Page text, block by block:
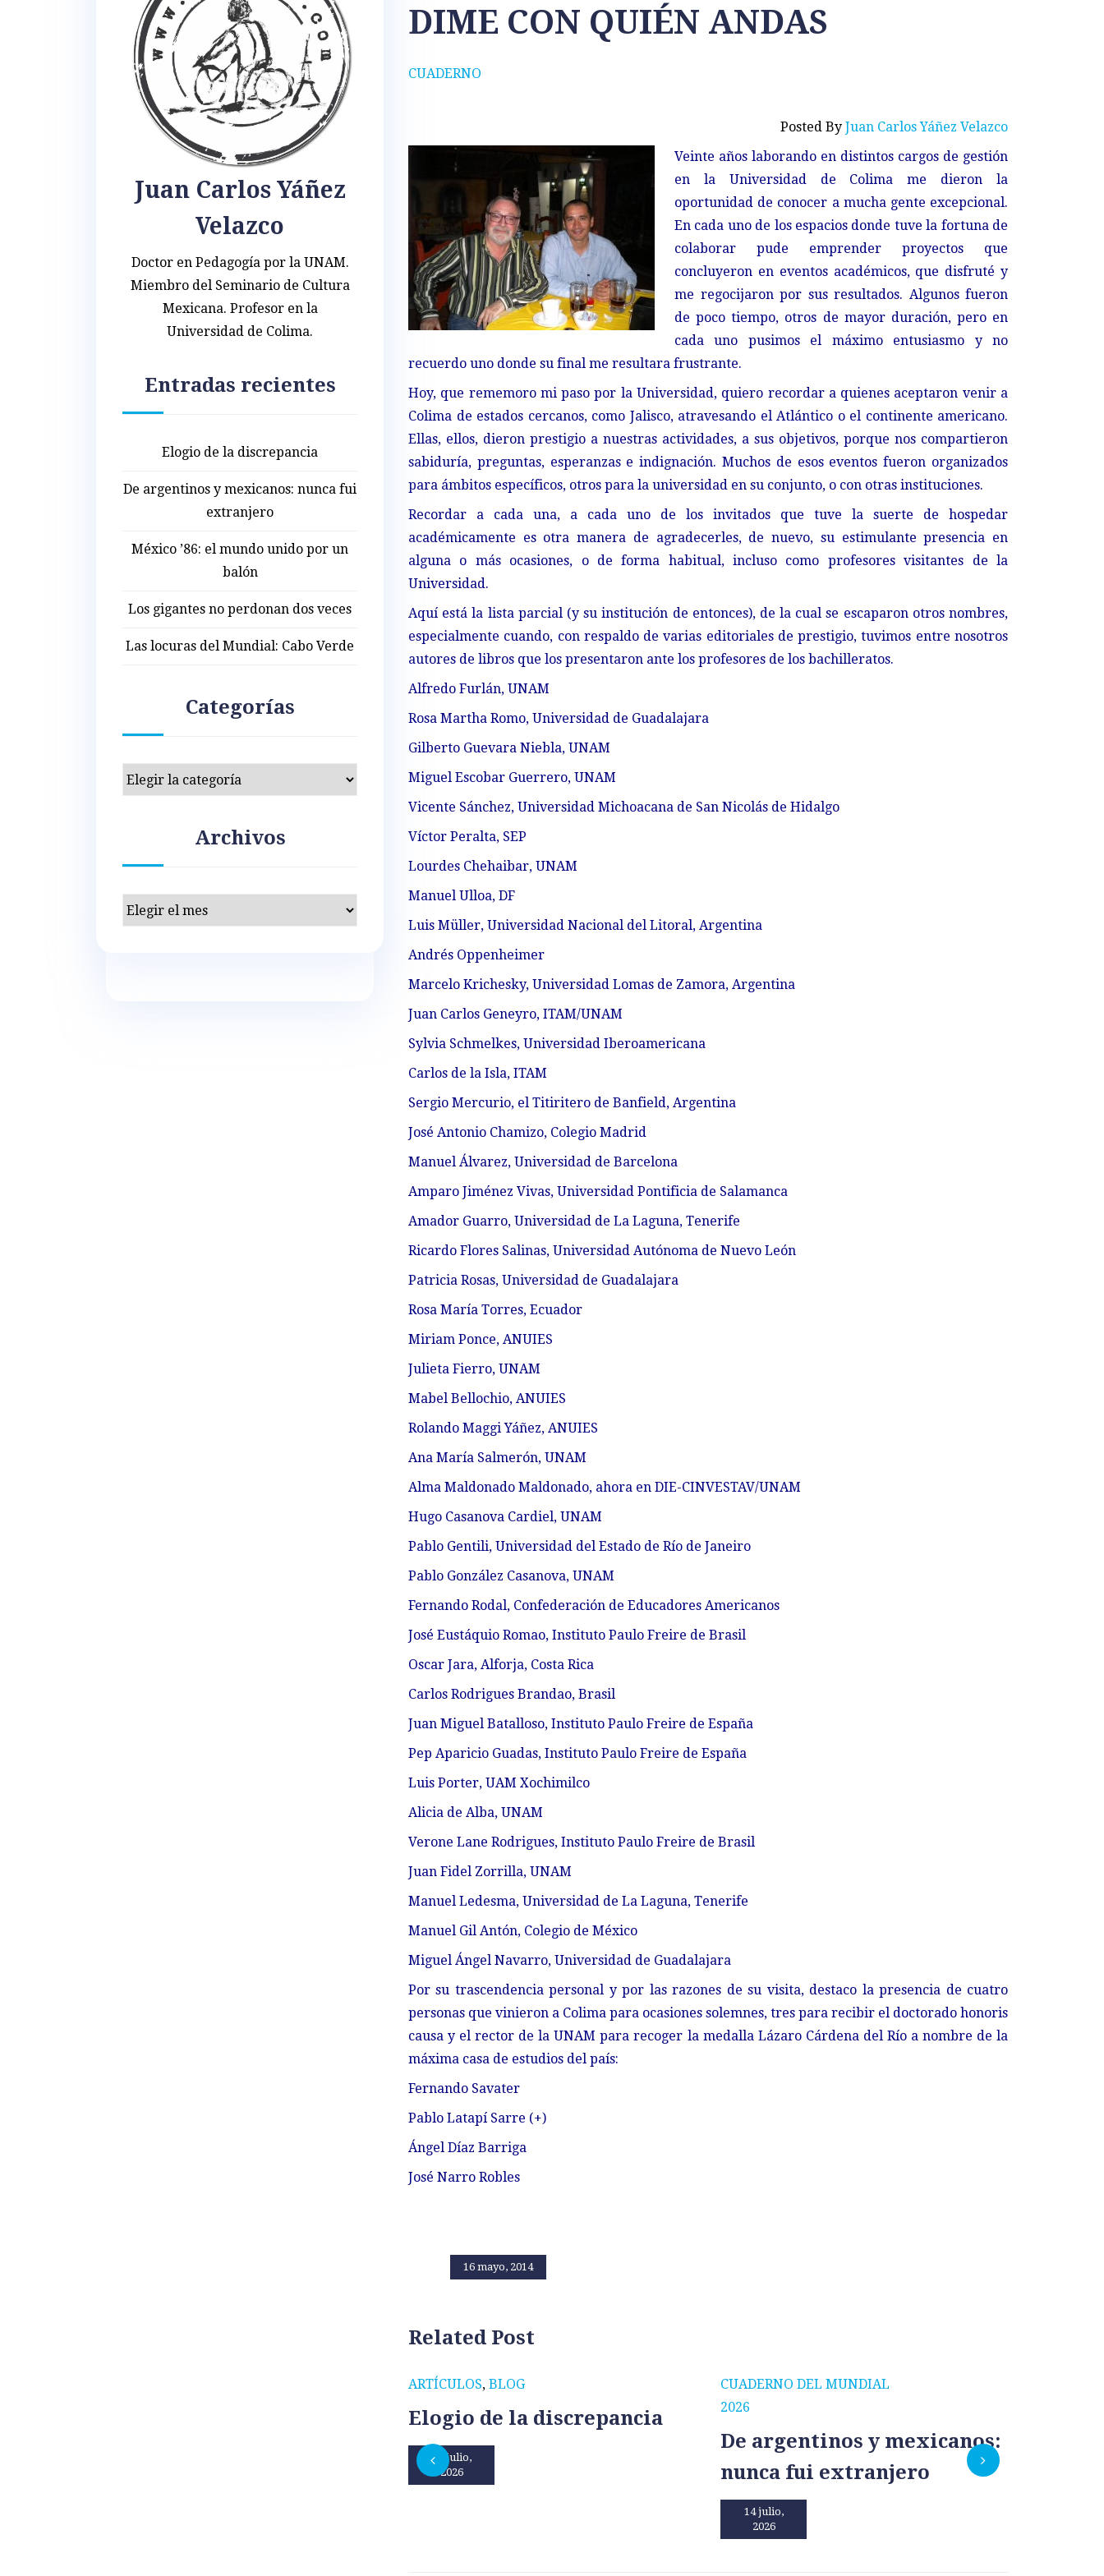
CUADERNO
DIME CON QUIÉN ANDAS
16 mayo, 2014
Posted By Juan Carlos Yáñez Velazco
Veinte años laborando en distintos cargos de gestión
en la Universidad de Colima me dieron la
oportunidad de conocer a mucha gente excepcional.
En cada uno de los espacios donde tuve la fortuna de
colaborar pude emprender proyectos que
concluyeron en eventos académicos, que disfruté y
me regocijaron por sus resultados. Algunos fueron
de poco tiempo, otros de mayor duración, pero en
cada uno pusimos el máximo entusiasmo y no
recuerdo uno donde su final me resultara frustrante.
Hoy, que rememoro mi paso por la Universidad, quiero recordar a quienes aceptaron venir a
Colima de estados cercanos, como Jalisco, atravesando el Atlántico o el continente americano.
Ellas, ellos, dieron prestigio a nuestras actividades, a sus objetivos, porque nos compartieron
sabiduría, preguntas, esperanzas e indignación. Muchos de esos eventos fueron organizados
para ámbitos específicos, otros para la universidad en su conjunto, o con otras instituciones.
Recordar a cada una, a cada uno de los invitados que tuve la suerte de hospedar
académicamente es otra manera de agradecerles, de nuevo, su estimulante presencia en
alguna o más ocasiones, o de forma habitual, incluso como profesores visitantes de la
Universidad.
Aquí está la lista parcial (y su institución de entonces), de la cual se escaparon otros nombres,
especialmente cuando, con respaldo de varias editoriales de prestigio, tuvimos entre nosotros
autores de libros que los presentaron ante los profesores de los bachilleratos.
Alfredo Furlán, UNAM
Rosa Martha Romo, Universidad de Guadalajara
Gilberto Guevara Niebla, UNAM
Miguel Escobar Guerrero, UNAM
Vicente Sánchez, Universidad Michoacana de San Nicolás de Hidalgo
Víctor Peralta, SEP
Lourdes Chehaibar, UNAM
Manuel Ulloa, DF
Luis Müller, Universidad Nacional del Litoral, Argentina
Andrés Oppenheimer
Marcelo Krichesky, Universidad Lomas de Zamora, Argentina
Juan Carlos Geneyro, ITAM/UNAM
Sylvia Schmelkes, Universidad Iberoamericana
Carlos de la Isla, ITAM
Sergio Mercurio, el Titiritero de Banfield, Argentina
José Antonio Chamizo, Colegio Madrid
Manuel Álvarez, Universidad de Barcelona
Amparo Jiménez Vivas, Universidad Pontificia de Salamanca
Amador Guarro, Universidad de La Laguna, Tenerife
Ricardo Flores Salinas, Universidad Autónoma de Nuevo León
Patricia Rosas, Universidad de Guadalajara
Rosa María Torres, Ecuador
Miriam Ponce, ANUIES
Julieta Fierro, UNAM
Mabel Bellochio, ANUIES
Rolando Maggi Yáñez, ANUIES
Ana María Salmerón, UNAM
Alma Maldonado Maldonado, ahora en DIE-CINVESTAV/UNAM
Hugo Casanova Cardiel, UNAM
Pablo Gentili, Universidad del Estado de Río de Janeiro
Pablo González Casanova, UNAM
Fernando Rodal, Confederación de Educadores Americanos
José Eustáquio Romao, Instituto Paulo Freire de Brasil
Oscar Jara, Alforja, Costa Rica
Carlos Rodrigues Brandao, Brasil
Juan Miguel Batalloso, Instituto Paulo Freire de España
Pep Aparicio Guadas, Instituto Paulo Freire de España
Luis Porter, UAM Xochimilco
Alicia de Alba, UNAM
Verone Lane Rodrigues, Instituto Paulo Freire de Brasil
Juan Fidel Zorrilla, UNAM
Manuel Ledesma, Universidad de La Laguna, Tenerife
Manuel Gil Antón, Colegio de México
Miguel Ángel Navarro, Universidad de Guadalajara
Por su trascendencia personal y por las razones de su visita, destaco la presencia de cuatro
personas que vinieron a Colima para ocasiones solemnes, tres para recibir el doctorado honoris
causa y el rector de la UNAM para recoger la medalla Lázaro Cárdena del Río a nombre de la
máxima casa de estudios del país:
Fernando Savater
Pablo Latapí Sarre (+)
Ángel Díaz Barriga
José Narro Robles
Related Post
ARTÍCULOS, BLOG
Elogio de la discrepancia
31 julio,
2026
CUADERNO DEL MUNDIAL
2026
De argentinos y mexicanos:
nunca fui extranjero
14 julio,
2026
Juan Carlos Yáñez
Velazco
Doctor en Pedagogía por la UNAM.
Miembro del Seminario de Cultura
Mexicana. Profesor en la
Universidad de Colima.
Entradas recientes
Elogio de la discrepancia
De argentinos y mexicanos: nunca fui
extranjero
México ’86: el mundo unido por un
balón
Los gigantes no perdonan dos veces
Las locuras del Mundial: Cabo Verde
Categorías
Categorías
Archivos
Archivos